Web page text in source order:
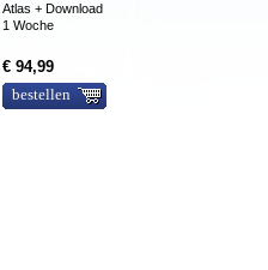
Atlas + Download
1 Woche
€ 94,99
bestellen